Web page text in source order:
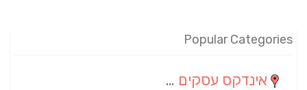
Popular Categories
אינדקס עסקים מרחבי